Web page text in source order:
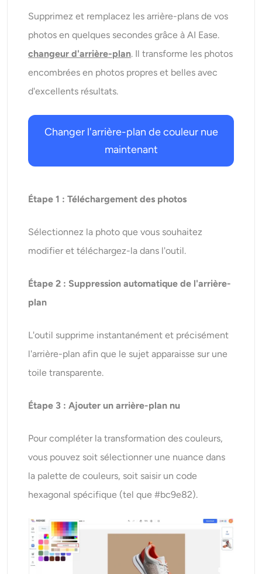
Supprimez et remplacez les arrière-plans de vos
photos en quelques secondes grâce à AI Ease.
changeur d'arrière-plan. Il transforme les photos
encombrées en photos propres et belles avec
d'excellents résultats.
Changer l'arrière-plan de couleur nue
maintenant
Étape 1 : Téléchargement des photos
Sélectionnez la photo que vous souhaitez
modifier et téléchargez-la dans l'outil.
Étape 2 : Suppression automatique de l'arrière-
plan
L'outil supprime instantanément et précisément
l'arrière-plan afin que le sujet apparaisse sur une
toile transparente.
Étape 3 : Ajouter un arrière-plan nu
Pour compléter la transformation des couleurs,
vous pouvez soit sélectionner une nuance dans
la palette de couleurs, soit saisir un code
hexagonal spécifique (tel que #bc9e82).